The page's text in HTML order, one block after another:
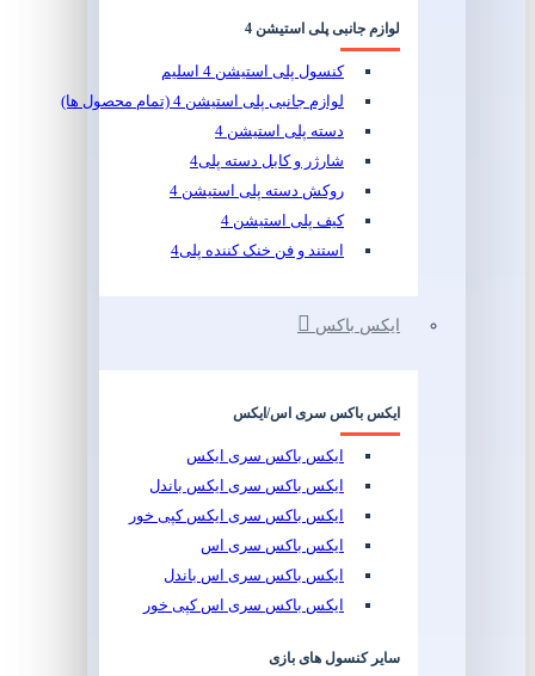
لوازم جانبی پلی استیشن 4
کنسول پلی استیشن 4 اسلیم
لوازم جانبی پلی استیشن 4 (تمام محصول ها)
دسته پلی استیشن 4
شارژر و کابل دسته پلی4
روکش دسته پلی استیشن 4
کیف پلی استیشن 4
استند و فن خنک کننده پلی4
ایکس باکس
ایکس باکس سری اس/ایکس
ایکس باکس سری ایکس
ایکس باکس سری ایکس باندل
ایکس باکس سری ایکس کپی خور
ایکس باکس سری اس
ایکس باکس سری اس باندل
ایکس باکس سری اس کپی خور
سایر کنسول های بازی